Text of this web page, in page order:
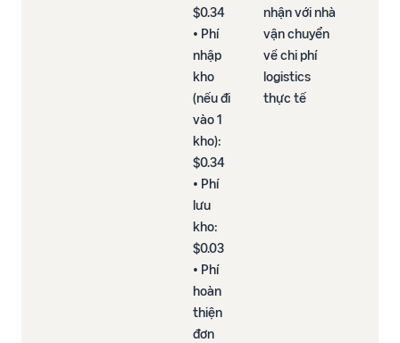
$0.34​
• Phí
nhập
kho
(nếu đi
vào 1
kho):
$0.34​
• Phí
lưu
kho:
$0.03​
• Phí
hoàn
thiện
đơn
nhận với nhà
vận chuyển
về chi phí
logistics
thực tế